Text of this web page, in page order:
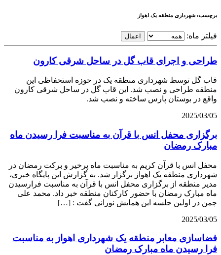
برچسب: شهرداری منطقه یک اهواز
فیلتر ماه: اعمال
طراحی و اجرای قاب گل در ساحل شرقی کارون
قاب گل توسط شهرداری منطقه یک در حوزه استحفاظی این
منطقه طراحی و نصب شد. اين قاب گل در ساحل شرقی کارون
واقع در بوستان پارس ساخته و نصب شد.
2025/03/05
برگزاری محفل انس با قرآن به مناسبت فرا رسیدن ماه
مبارک رمضان
محفل انس با قرآن کریم به مناسبت ماه پرخیر و برکت رمضان در
شهرداری منطقه یک اهواز برگزار شد. به گزارش این پایگاه خبری،
مدیر منطقه از برگزاری محفل انس با قرآن به مناسبت فرارسیدن
ماه مبارک رمضان با حضور کارکنان منطقه خبر داد. محمد علی
چمن در اولین جلسه این همایش نورانی گفت : […]
2025/03/05
فضاسازی معابر منطقه یک شهرداری اهواز به مناسبت
فرا رسیدن ماه مبارک رمضان